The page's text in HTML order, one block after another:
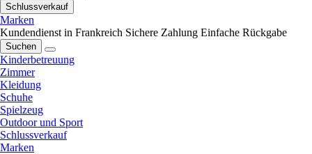
Schlussverkauf
Marken
Kundendienst in Frankreich Sichere Zahlung Einfache Rückgabe
Suchen
Kinderbetreuung
Zimmer
Kleidung
Schuhe
Spielzeug
Outdoor und Sport
Schlussverkauf
Marken